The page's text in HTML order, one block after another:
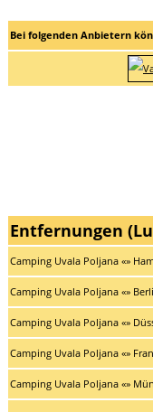
Bei folgenden Anbietern
Entfernungen
Camping Uvala Poljana «»
Camping Uvala Poljana «»
Camping Uvala Poljana «»
Camping Uvala Poljana «»
Camping Uvala Poljana «»